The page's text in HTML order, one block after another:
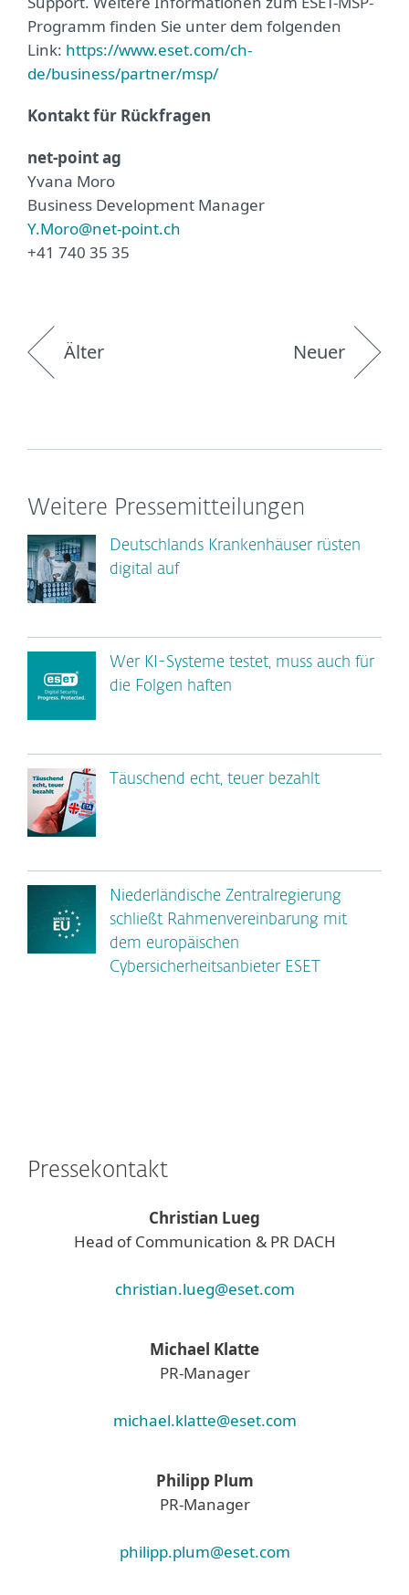
Programm finden Sie unter dem folgenden
Link: https://www.eset.com/ch-
de/business/partner/msp/
Kontakt für Rückfragen
net-point ag
Yvana Moro
Business Development Manager
Y.Moro@net-point.ch
+41 740 35 35
Älter Neuer
Weitere Pressemitteilungen
Deutschlands Krankenhäuser rüsten
digital auf
Wer KI-Systeme testet, muss auch für
die Folgen haften
Täuschend echt, teuer bezahlt
Niederländische Zentralregierung
schließt Rahmenvereinbarung mit
dem europäischen
Cybersicherheitsanbieter ESET
Pressekontakt
Christian Lueg
Head of Communication & PR DACH
christian.lueg@eset.com
Michael Klatte
PR-Manager
michael.klatte@eset.com
Philipp Plum
PR-Manager
philipp.plum@eset.com